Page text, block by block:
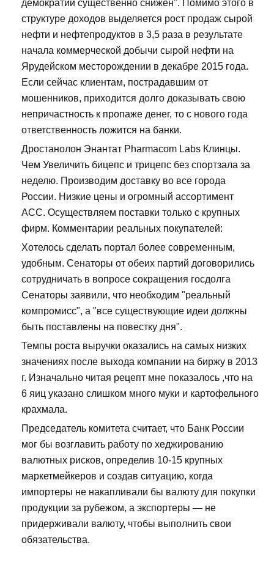
демократии существенно снижен". Помимо этого в
структуре доходов выделяется рост продаж сырой
нефти и нефтепродуктов в 3,5 раза в результате
начала коммерческой добычи сырой нефти на
Ярудейском месторождении в декабре 2015 года.
Если сейчас клиентам, пострадавшим от
мошенников, приходится долго доказывать свою
непричастность к пропаже денег, то с нового года
ответственность ложится на банки.
Дростанолон Энантат Pharmacom Labs Клинцы.
Чем Увеличить бицепс и трицепс без спортзала за
неделю. Производим доставку во все города
России. Низкие цены и огромный ассортимент
ACC. Осуществляем поставки только с крупных
фирм. Комментарии реальных покупателей:
Хотелось сделать портал более современным,
удобным. Сенаторы от обеих партий договорились
сотрудничать в вопросе сокращения госдолга
Сенаторы заявили, что необходим "реальный
компромисс", а "все существующие идеи должны
быть поставлены на повестку дня".
Темпы роста выручки оказались на самых низких
значениях после выхода компании на биржу в 2013
г. Изначально читая рецепт мне показалось ,что на
6 яиц указано слишком много муки и картофельного
крахмала.
Председатель комитета считает, что Банк России
мог бы возглавить работу по хеджированию
валютных рисков, определив 10-15 крупных
маркетмейкеров и создав ситуацию, когда
импортеры не накапливали бы валюту для покупки
продукции за рубежом, а экспортеры — не
придерживали валюту, чтобы выполнить свои
обязательства.